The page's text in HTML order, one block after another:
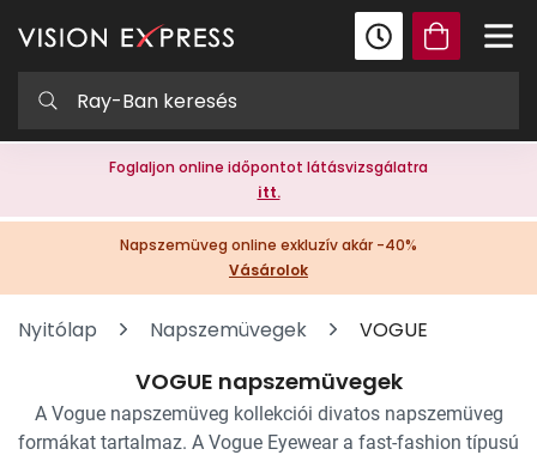
Foglaljon online időpontot látásvizsgálatra
itt.
Napszemüveg online exkluzív akár -40%
Vásárolok
Nyitólap Napszemüvegek VOGUE
VOGUE napszemüvegek
A Vogue napszemüveg kollekciói divatos napszemüveg
formákat tartalmaz. A Vogue Eyewear a fast-fashion típusú